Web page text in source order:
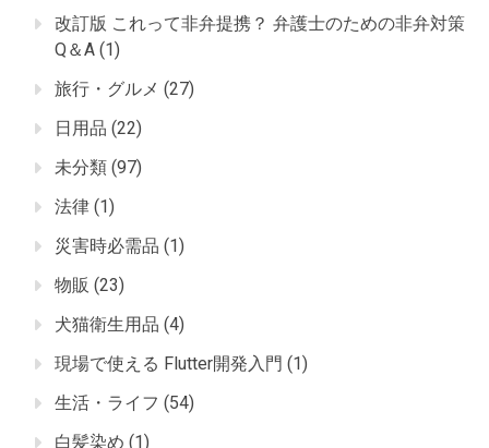
改訂版 これって非弁提携？ 弁護士のための非弁対策
Q＆A (1)
旅行・グルメ (27)
日用品 (22)
未分類 (97)
法律 (1)
災害時必需品 (1)
物販 (23)
犬猫衛生用品 (4)
現場で使える Flutter開発入門 (1)
生活・ライフ (54)
白髪染め (1)